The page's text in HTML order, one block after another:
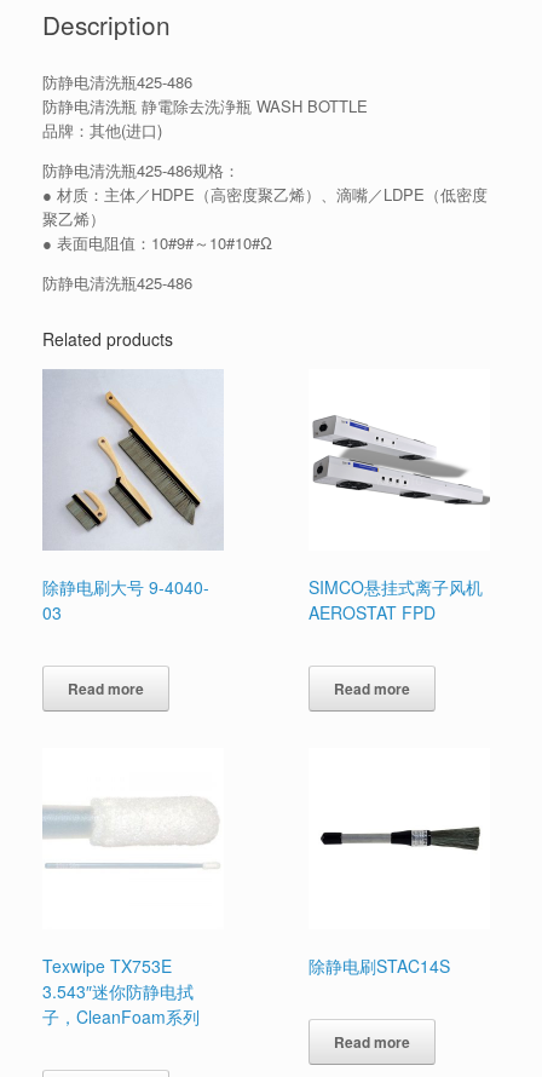
Description
防静电清洗瓶425-486
防静电清洗瓶 静電除去洗浄瓶 WASH BOTTLE
品牌：其他(进口)
防静电清洗瓶425-486规格：
● 材质：主体／HDPE（高密度聚乙烯）、滴嘴／LDPE（低密度
聚乙烯）
● 表面电阻值：10#9#～10#10#Ω
防静电清洗瓶425-486
Related products
除静电刷大号 9-4040-
03
Read more
SIMCO悬挂式离子风机
AEROSTAT FPD
Read more
Texwipe TX753E
3.543″迷你防静电拭
子，CleanFoam系列
除静电刷STAC14S
Read more